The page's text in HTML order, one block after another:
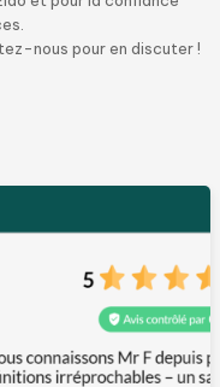
nous pour en discuter !